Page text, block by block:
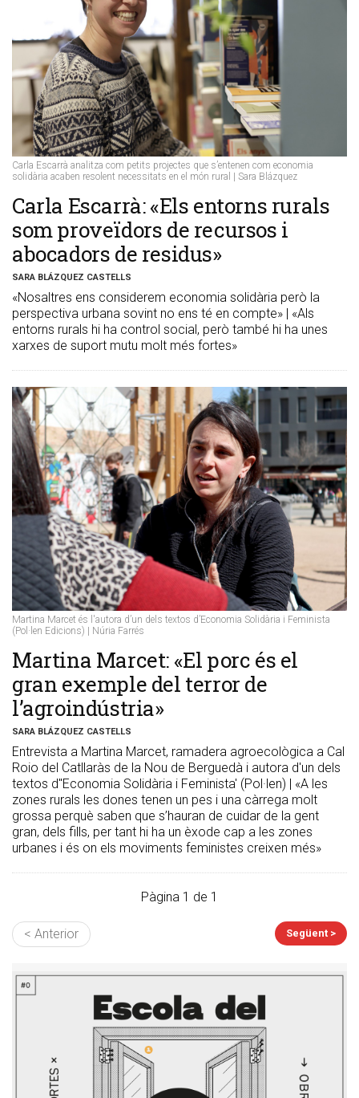
Carla Escarrà analitza com petits projectes que s’entenen com economia
solidària acaben resolent necessitats en el món rural | Sara Blázquez
Carla Escarrà: «Els entorns rurals
som proveïdors de recursos i
abocadors de residus»
SARA BLÁZQUEZ CASTELLS
«Nosaltres ens considerem economia solidària però la
perspectiva urbana sovint no ens té en compte» | «Als
entorns rurals hi ha control social, però també hi ha unes
xarxes de suport mutu molt més fortes»
Martina Marcet és l'autora d’un dels textos d’Economia Solidària i Feminista
(Pol·len Edicions) | Núria Farrés
Martina Marcet: «El porc és el
gran exemple del terror de
l’agroindústria»
SARA BLÁZQUEZ CASTELLS
Entrevista a Martina Marcet, ramadera agroecològica a Cal
Roio del Catllaràs de la Nou de Berguedà i autora d'un dels
textos d''Economia Solidària i Feminista' (Pol·len) | «A les
zones rurals les dones tenen un pes i una càrrega molt
grossa perquè saben que s’hauran de cuidar de la gent
gran, dels fills, per tant hi ha un èxode cap a les zones
urbanes i és on els moviments feministes creixen més»
Pàgina 1 de 1
< Anterior Següent >